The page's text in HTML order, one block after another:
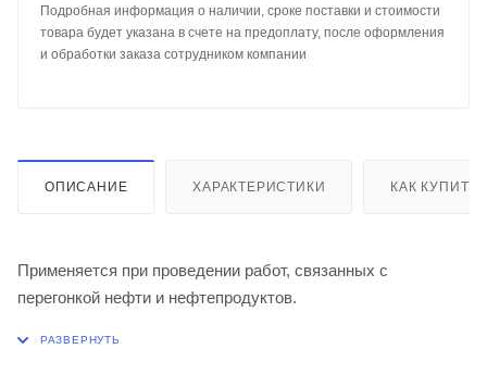
Подробная информация о наличии, сроке поставки и стоимости
товара будет указана в счете на предоплату, после оформления
и обработки заказа сотрудником компании
ОПИСАНИЕ ХАРАКТЕРИСТИКИ КАК КУПИТЬ
Применяется при проведении работ, связанных с
перегонкой нефти и нефтепродуктов.